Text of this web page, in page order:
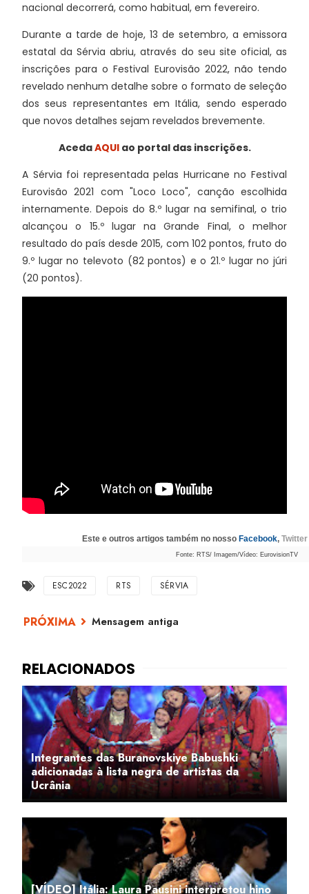
nacional decorrerá, como habitual, em fevereiro.
Durante a tarde de hoje, 13 de setembro, a emissora
estatal da Sérvia abriu, através do seu site oficial, as
inscrições para o Festival Eurovisão 2022, não tendo
revelado nenhum detalhe sobre o formato de seleção
dos seus representantes em Itália, sendo esperado
que novos detalhes sejam revelados brevemente.
AcedaAQUIao portal das inscrições.
A Sérvia foi representada pelas Hurricane no Festival
Eurovisão 2021 com "Loco Loco", canção escolhida
internamente. Depois do 8.º lugar na semifinal, o trio
alcançou o 15.º lugar na Grande Final, o melhor
resultado do país desde 2015, com 102 pontos, fruto do
9.º lugar no televoto (82 pontos) e o 21.º lugar no júri
(20 pontos).
Este e outros artigos também no nosso Facebook, Twitter
Fonte: RTS/ Imagem/Vídeo: EurovisionTV
ESC2022 RTS SÉRVIA
Mensagem antiga
Integrantes das Buranovskiye Babushki
adicionadas à lista negra de artistas da
Ucrânia
[VÍDEO] Itália: Laura Pausini interpretou hino